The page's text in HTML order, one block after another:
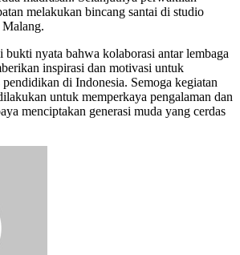
melakukan bincang santai di studio
nyata bahwa kolaborasi antar lembaga
inspirasi dan motivasi untuk
di Indonesia. Semoga kegiatan
untuk memperkaya pengalaman dan
menciptakan generasi muda yang cerdas